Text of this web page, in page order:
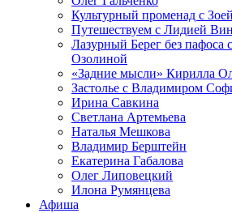
Культурный променад с
Путешествуем с Лидией
Лазурный Берег без пафоса
Озолиной
«Задние мысли» Кирилла
Застолье с Владимиром
Ирина Савкина
Светлана Артемьева
Наталья Мешкова
Владимир Берштейн
Екатерина Габалова
Олег Липовецкий
Илона Румянцева
Афиша